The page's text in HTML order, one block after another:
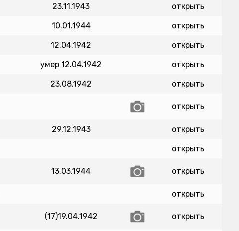
23.11.1943 открыть
10.01.1944 открыть
12.04.1942 открыть
умер 12.04.1942 открыть
23.08.1942 открыть
открыть
29.12.1943 открыть
открыть
13.03.1944 открыть
открыть
(17)19.04.1942 открыть